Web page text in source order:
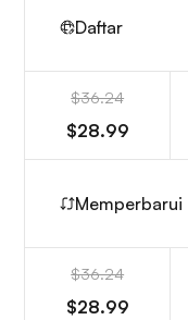
Daftar
$36.24
$28.99
Memperbarui
$36.24
$28.99